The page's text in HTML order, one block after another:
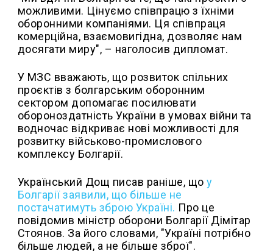
можливими. Цінуємо співпрацю з їхніми
оборонними компаніями. Ця співпраця
комерційна, взаємовигідна, дозволяє нам
досягати миру", – наголосив дипломат.
У МЗС вважають, що розвиток спільних
проєктів з болгарським оборонним
сектором допомагає посилювати
обороноздатність України в умовах війни та
водночас відкриває нові можливості для
розвитку військово-промислового
комплексу Болгарії.
Український Дощ писав раніше, що у
Болгарії заявили, що більше не
постачатимуть зброю Україні. Про це
повідомив міністр оборони Болгарії Дімітар
Стоянов. За його словами, "Україні потрібно
більше людей, а не більше зброї".